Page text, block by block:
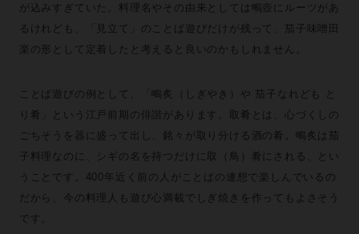
が込みすぎていた。料理名やその由来としては鴫壺にルーツがあ
るけれども、「見立て」のことば遊びだけが残って、茄子味噌田
楽の形として定着したと考えると良いのかもしれません。
ことば遊びの例として、「鴫炙（しぎやき）や 茄子なれども と
り肴」という江戸前期の俳諧があります。取肴とは、心づくしの
ごちそうを器に盛って出し、銘々が取り分ける酒の肴。鴫炙は茄
子料理なのに、シギの名を持つだけに取（鳥）肴にされる、とい
うことです。400年近く前の人がことばの連想で楽しんでいるの
だから、今の料理人も遊び心満載でしぎ焼きを作ってもよさそう
です。